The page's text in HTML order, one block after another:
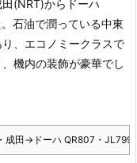
(NRT)からドーハ
石油で潤っている中東
、エコノミークラスで
機内の装飾が豪華でし
成田→ドーハ QR807・